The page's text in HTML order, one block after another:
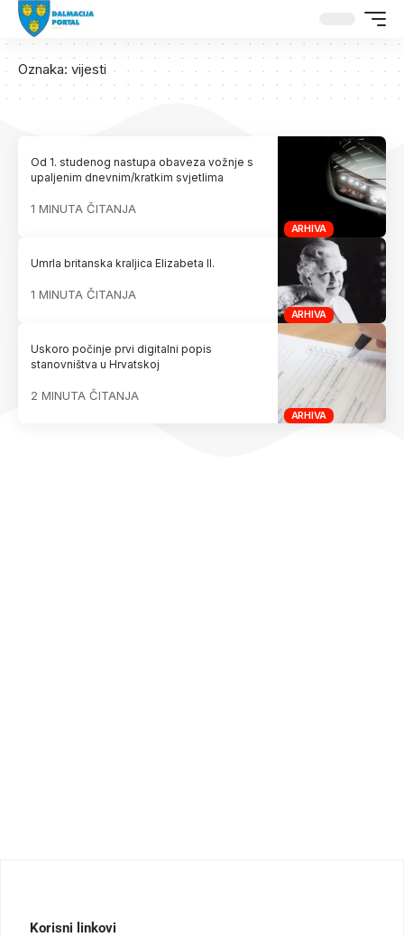
Oznaka: vijesti
ARHIVA
Od 1. studenog nastupa obaveza vožnje s
upaljenim dnevnim/kratkim svjetlima
1 MINUTA ČITANJA
ARHIVA
Umrla britanska kraljica Elizabeta II.
1 MINUTA ČITANJA
ARHIVA
Uskoro počinje prvi digitalni popis
stanovništva u Hrvatskoj
2 MINUTA ČITANJA
Korisni linkovi